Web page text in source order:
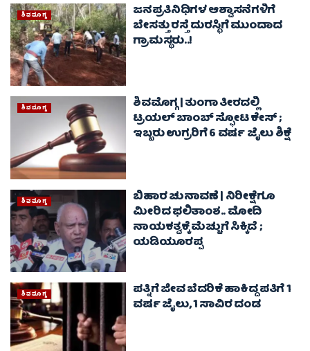
ಶಿವಮೊಗ್ಗ ಜನಪ್ರತಿನಿಧಿಗಳ ಆಶ್ವಾಸನೆಗಳಿಗೆ
ಬೇಸತ್ತು ರಸ್ತೆ ದುರಸ್ಥಿಗೆ ಮುಂದಾದ
ಗ್ರಾಮಸ್ಥರು..!
ಶಿವಮೊಗ್ಗ ಶಿವಮೊಗ್ಗ | ತುಂಗಾ ತೀರದಲ್ಲಿ
ಟ್ರಯಲ್‌ ಬಾಂಬ್‌ ಸ್ಫೋಟ ಕೇಸ್‌ ;
ಇಬ್ಬರು ಉಗ್ರರಿಗೆ 6 ವರ್ಷ ಜೈಲು ಶಿಕ್ಷೆ
ಶಿವಮೊಗ್ಗ ಬಿಹಾರ ಚುನಾವಣೆ | ನಿರೀಕ್ಷೆಗೂ
ಮೀರಿದ ಫಲಿತಾಂಶ.. ಮೋದಿ
ನಾಯಕತ್ವಕ್ಕೆ ಮೆಚ್ಚುಗೆ ಸಿಕ್ಕಿದೆ ;
ಯಡಿಯೂರಪ್ಪ
ಶಿವಮೊಗ್ಗ ಪತ್ನಿಗೆ ಜೀವ ಬೆದರಿಕೆ ಹಾಕಿದ್ದ ಪತಿಗೆ 1
ವರ್ಷ ಜೈಲು, 1 ಸಾವಿರ ದಂಡ